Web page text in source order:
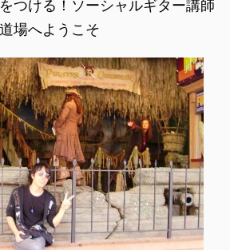
つける！ソーシャルギター講師
場へようこそ